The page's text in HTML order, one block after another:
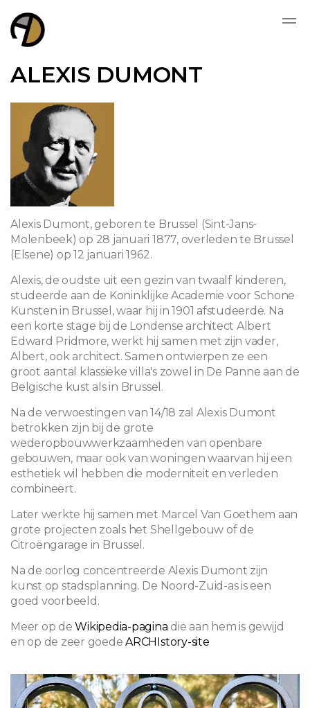
ALEXIS DUMONT
Alexis Dumont, geboren te Brussel (Sint-Jans-
Molenbeek) op 28 januari 1877, overleden te Brussel
(Elsene) op 12 januari 1962.
Alexis, de oudste uit een gezin van twaalf kinderen,
studeerde aan de Koninklijke Academie voor Schone
Kunsten in Brussel, waar hij in 1901 afstudeerde. Na
een korte stage bij de Londense architect Albert
Edward Pridmore, werkt hij samen met zijn vader,
Albert, ook architect. Samen ontwierpen ze een
groot aantal klassieke villa's zowel in De Panne aan de
Belgische kust als in Brussel.
Na de verwoestingen van 14/18 zal Alexis Dumont
betrokken zijn bij de grote
wederopbouwwerkzaamheden van openbare
gebouwen, maar ook van woningen waarvan hij een
esthetiek wil hebben die moderniteit en verleden
combineert.
Later werkte hij samen met Marcel Van Goethem aan
grote projecten zoals het Shellgebouw of de
Citroëngarage in Brussel.
Na de oorlog concentreerde Alexis Dumont zijn
kunst op stadsplanning. De Noord-Zuid-as is een
goed voorbeeld.
Meer op deWikipedia-pagina die aan hem is gewijd
en op de zeer goedeARCHIstory-site